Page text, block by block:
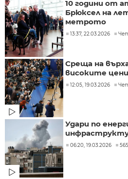
10 години от
Брюксел на
метрото
13:37, 22.03.2026
Среща на
високите цени
12:05, 19.03.2026
Удари по
06:20, 19.03.2026